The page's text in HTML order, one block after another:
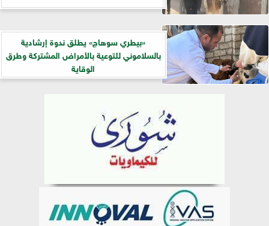
«بيطري سوهاج» يطلق ندوة إرشادية
بالسلاموني للتوعية بالأمراض المشتركة وطرق
الوقاية